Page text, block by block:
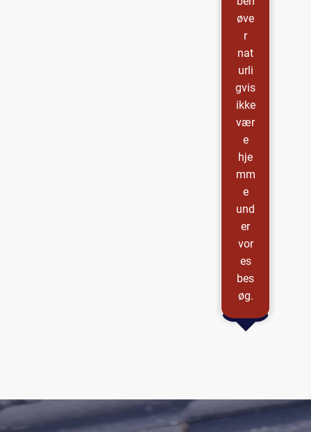
øve
r
nat
urli
gvis
ikke
vær
e
hje
mm
e
und
er
vor
es
bes
øg.